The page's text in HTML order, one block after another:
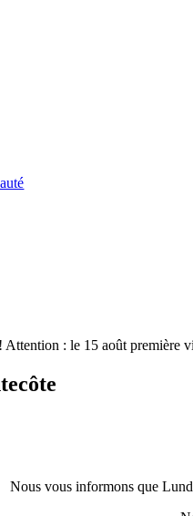
Attention : le 15 août première
Nous vous informons que